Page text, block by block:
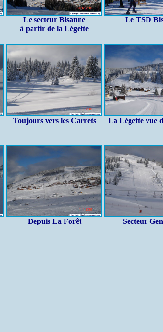
Le secteur Bisanne
à partir de la Légette
Le TSD
Toujours vers les Carrets La Légette vue
Depuis La Forêt Secteur